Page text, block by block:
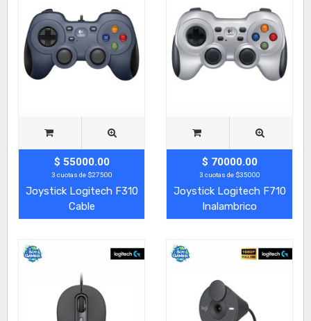
$ 55000.00
3 cuotas de $27500
Joystick Logitech F310
Cable
$ 70000.00
3 cuotas de $35000
Joystick Logitech F710
Inalambrico